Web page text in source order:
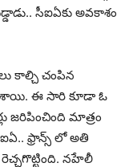
సీఐఏకు అవకాశం
కాల్చి చంపిన
ఈ సారి కూడా ఓ
జరిపించింది మాత్రం
ఫ్రాన్స్ లో అతి
నహేలీ